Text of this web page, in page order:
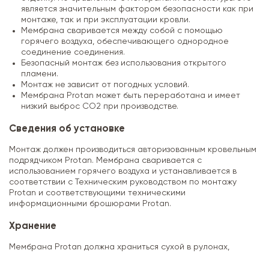
является значительным фактором безопасности как при
монтаже, так и при эксплуатации кровли.
Мембрана сваривается между собой с помощью
горячего воздуха, обеспечивающего однородное
соединение соединения.
Безопасный монтаж без использования открытого
пламени.
Монтаж не зависит от погодных условий.
Мембрана Protan может быть переработана и имеет
низкий выброс CO2 при производстве.
Сведения об установке
Монтаж должен производиться авторизованным кровельным
подрядчиком Protan. Мембрана сваривается с
использованием горячего воздуха и устанавливается в
соответствии с Техническим руководством по монтажу
Protan и соответствующими техническими
информационными брошюрами Protan.
Хранение
Мембрана Protan должна храниться сухой в рулонах,